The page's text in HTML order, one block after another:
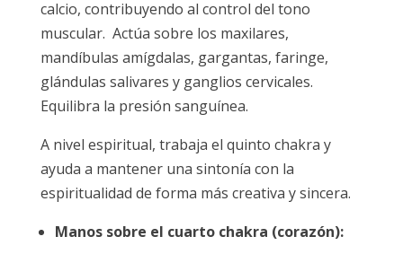
calcio, contribuyendo al control del tono
muscular. Actúa sobre los maxilares,
mandíbulas amígdalas, gargantas, faringe,
glándulas salivares y ganglios cervicales.
Equilibra la presión sanguínea.
A nivel espiritual, trabaja el quinto chakra y
ayuda a mantener una sintonía con la
espiritualidad de forma más creativa y sincera.
Manos sobre el cuarto chakra (corazón):